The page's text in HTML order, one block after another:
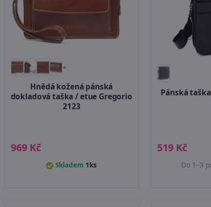
+
Hnědá kožená pánská
dokladová taška / etue Gregorio
2123
969 Kč
Skladem 1ks
Pánská
519 Kč
Do 1–3